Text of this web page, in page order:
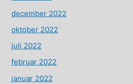
december 2022
oktober 2022
juli 2022
februar 2022
januar 2022